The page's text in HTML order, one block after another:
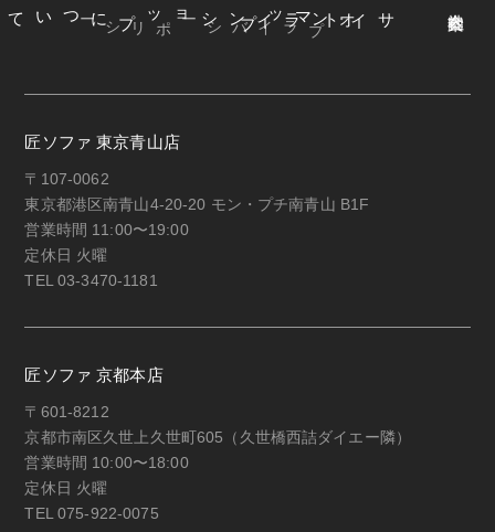
オンラインショップについて
匠ソファ 東京青山店
〒107-0062
東京都港区南青山4-20-20 モン・プチ南青山 B1F
営業時間 11:00〜19:00
定休日 火曜
TEL 03-3470-1181
匠ソファ 京都本店
〒601-8212
京都市南区久世上久世町605（久世橋西詰ダイエー隣）
営業時間 10:00〜18:00
定休日 火曜
TEL 075-922-0075